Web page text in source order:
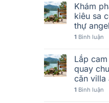
Khám
kiêu sa
thự
1 Bình luận
Lắp
quay
căn villa
1 Bình luận